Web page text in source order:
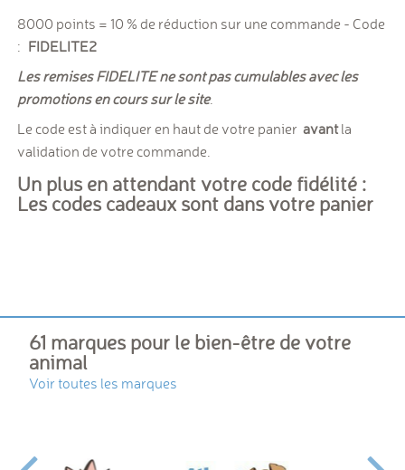
8000 points = 10 % de réduction sur une commande - Code
: FIDELITE2
Les remises FIDELITE ne sont pas cumulables avec les
promotions en cours sur le site.
Le code est à indiquer en haut de votre panier avantla
validation de votre commande.
Un plus en attendant votre code fidélité :
Les codes cadeaux sont dans votre panier
61 marques pour le bien-être de votre
animal
Voir toutes les marques